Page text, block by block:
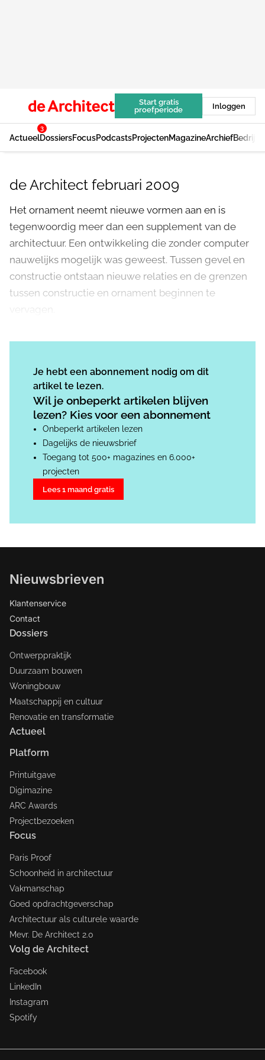
Start gratis
proefperiode
Inloggen
Actueel
3
DossiersFocusPodcastsProjectenMagazineArchief
de Architect februari 2009
Het ornament neemt nieuwe vormen aan en is
tegenwoordig meer dan een supplement van de
architectuur. Een ontwikkeling die zonder computer
nauwelijks mogelijk was geweest. Tussen gevel en
constructie ontstaan nieuwe relaties en de grenzen
tussen constructie en ornament beginnen te
Je hebt een abonnement nodig om dit
artikel te lezen.
Wil je onbeperkt artikelen blijven
lezen? Kies voor een abonnement
Onbeperkt artikelen lezen
Dagelijks de nieuwsbrief
Toegang tot 500+ magazines en 6.000+
projecten
Lees 1 maand gratis
Nieuwsbrieven
Klantenservice
Contact
Dossiers
Ontwerppraktijk
Duurzaam bouwen
Woningbouw
Maatschappij en cultuur
Renovatie en transformatie
Actueel
Platform
Printuitgave
Digimazine
ARC Awards
Projectbezoeken
Focus
Paris Proof
Schoonheid in architectuur
Vakmanschap
Goed opdrachtgeverschap
Architectuur als culturele waarde
Mevr. De Architect 2.0
Volg de Architect
Facebook
LinkedIn
Instagram
Spotify